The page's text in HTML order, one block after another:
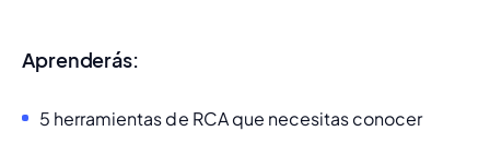
Aprenderás:
5 herramientas de RCA que necesitas conocer